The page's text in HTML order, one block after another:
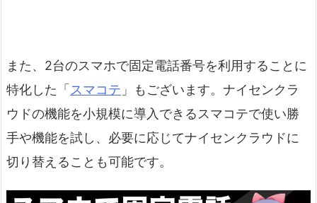
また、2台のスマホで固定電話番号を利用することに
特化した「スマコテ 」もございます。ナイセンクラ
ウドの機能を小規模に導入できるスマコテで使い勝
手や機能を試し、必要に応じてナイセンクラウドに
切り替えることも可能です。